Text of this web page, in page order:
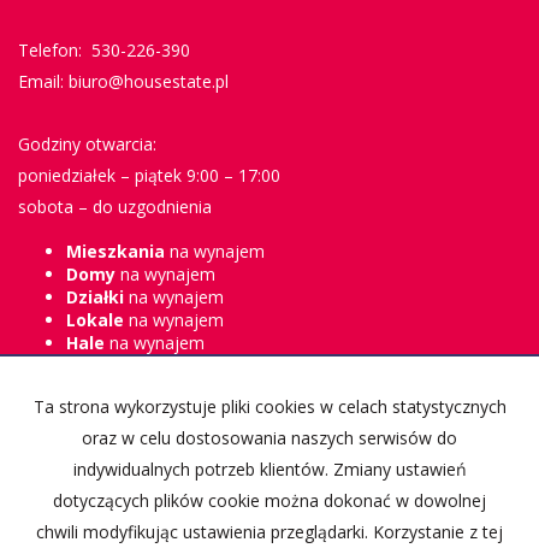
Telefon: 530-226-390
Email: biuro@housestate.pl
Godziny otwarcia:
poniedziałek – piątek 9:00 – 17:00
sobota – do uzgodnienia
Mieszkania na wynajem
Domy na wynajem
Działki na wynajem
Lokale na wynajem
Hale na wynajem
Mieszkaniana sprzedaż
na sprzedaż
Działkina sprzedaż
Lokalena sprzedaż
Halena sprzedaż
Obiektyna sprzedaż
Ta strona wykorzystuje pliki cookies w celach statystycznych
oraz w celu dostosowania naszych serwisów do
indywidualnych potrzeb klientów. Zmiany ustawień
dotyczących plików cookie można dokonać w dowolnej
chwili modyfikując ustawienia przeglądarki. Korzystanie z tej